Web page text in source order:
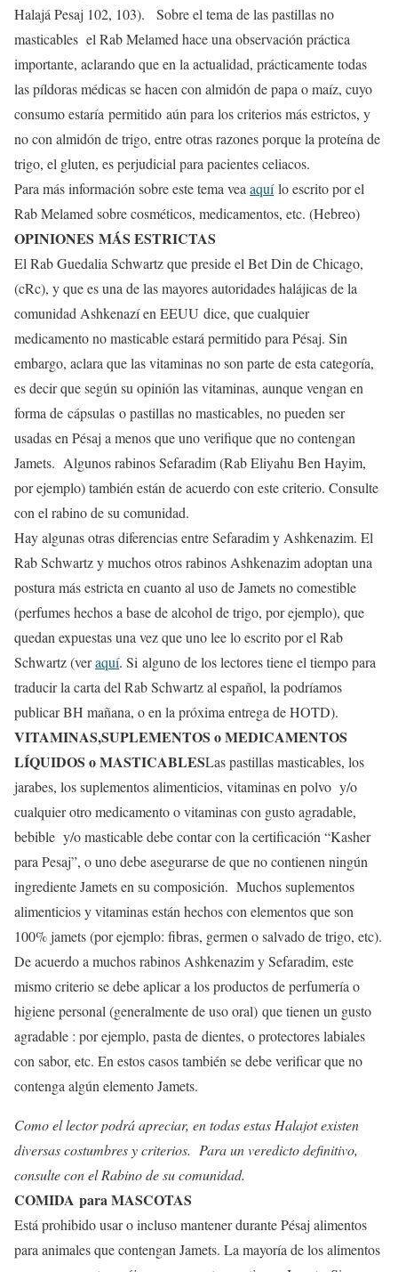
Halajá Pesaj 102, 103). Sobre el tema de las pastillas no
masticables el Rab Melamed hace una observación práctica
importante, aclarando que en la actualidad, prácticamente todas
las píldoras médicas se hacen con almidón de papa o maíz, cuyo
consumo estaría permitido aún para los criterios más estrictos, y
no con almidón de trigo, entre otras razones porque la proteína de
trigo, el gluten, es perjudicial para pacientes celiacos.
Para más información sobre este tema vea aquílo escrito por el
Rab Melamed sobre cosméticos, medicamentos, etc. (Hebreo)
OPINIONES MÁS ESTRICTAS
El Rab Guedalia Schwartz que preside el Bet Din de Chicago,
(cRc), y que es una de las mayores autoridades halájicas de la
comunidad Ashkenazí en EEUU dice, que cualquier
medicamento no masticable estará permitido para Pésaj. Sin
embargo, aclara que las vitaminas no son parte de esta categoría,
es decir que según su opinión las vitaminas, aunque vengan en
forma de cápsulas o pastillas no masticables, no pueden ser
usadas en Pésaj a menos que uno verifique que no contengan
Jamets. Algunos rabinos Sefaradim (Rab Eliyahu Ben Hayim,
por ejemplo) también están de acuerdo con este criterio. Consulte
con el rabino de su comunidad.
Hay algunas otras diferencias entre Sefaradim y Ashkenazim. El
Rab Schwartz y muchos otros rabinos Ashkenazim adoptan una
postura más estricta en cuanto al uso de Jamets no comestible
(perfumes hechos a base de alcohol de trigo, por ejemplo), que
quedan expuestas una vez que uno lee lo escrito por el Rab
Schwartz (veraquí. Si alguno de los lectores tiene el tiempo para
traducir la carta del Rab Schwartz al español, la podríamos
publicar BH mañana, o en la próxima entrega de HOTD).
VITAMINAS,SUPLEMENTOS o MEDICAMENTOS
LÍQUIDOS o MASTICABLESLas pastillas masticables, los
jarabes, los suplementos alimenticios, vitaminas en polvo y/o
cualquier otro medicamento o vitaminas con gusto agradable,
bebible y/o masticable debe contar con la certificación “Kasher
para Pesaj”, o uno debe asegurarse de que no contienen ningún
ingrediente Jamets en su composición. Muchos suplementos
alimenticios y vitaminas están hechos con elementos que son
100% jamets (por ejemplo: fibras, germen o salvado de trigo, etc).
De acuerdo a muchos rabinos Ashkenazim y Sefaradim, este
mismo criterio se debe aplicar a los productos de perfumería o
higiene personal (generalmente de uso oral) que tienen un gusto
agradable : por ejemplo, pasta de dientes, o protectores labiales
con sabor, etc. En estos casos también se debe verificar que no
contenga algún elemento Jamets.
Como el lector podrá apreciar, en todas estas Halajot existen
diversas costumbres y criterios. Para un veredicto definitivo,
consulte con el Rabino de su comunidad.
COMIDA para MASCOTAS
Está prohibido usar o incluso mantener durante Pésaj alimentos
para animales que contengan Jamets. La mayoría de los alimentos